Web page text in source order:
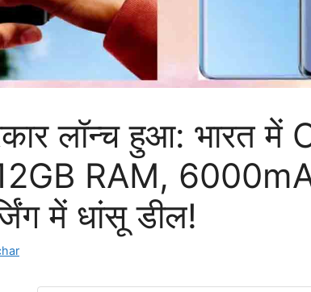
लॉन्च हुआ: भारत में
RAM,
में धांसू डील!